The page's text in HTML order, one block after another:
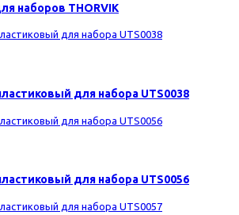
наборов THORVIK
для набора UTS0038
для набора UTS0056